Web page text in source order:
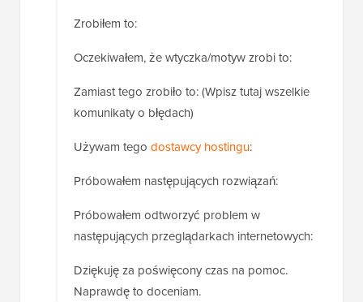
Zrobiłem to:
Oczekiwałem, że wtyczka/motyw zrobi to:
Zamiast tego zrobiło to: (Wpisz tutaj wszelkie
komunikaty o błędach)
Używam tego dostawcy hostingu:
Próbowałem następujących rozwiązań:
Próbowałem odtworzyć problem w
następujących przeglądarkach internetowych:
Dziękuję za poświęcony czas na pomoc.
Naprawdę to doceniam.